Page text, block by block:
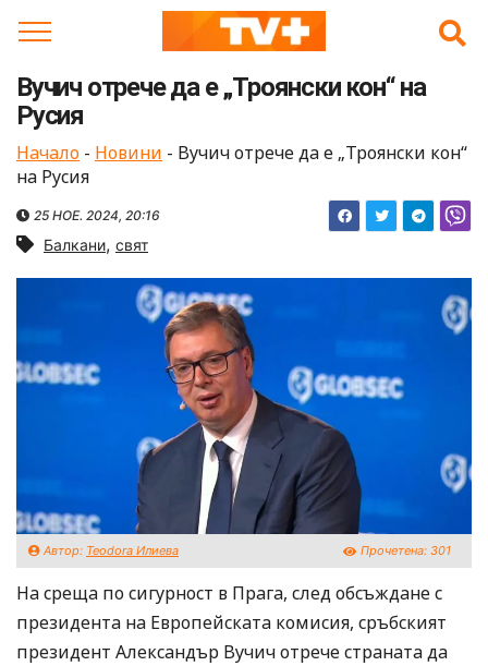
Вучич отрече да е „Троянски кон“ на
Русия
Начало - Новини - Вучич отрече да е „Троянски кон“
на Русия
25 НОЕ. 2024, 20:16
Балкани, свят
Автор: Teodora Илиева Прочетена: 301
На среща по сигурност в Прага, след обсъждане с
президента на Европейската комисия, сръбският
президент Александър Вучич отрече страната да